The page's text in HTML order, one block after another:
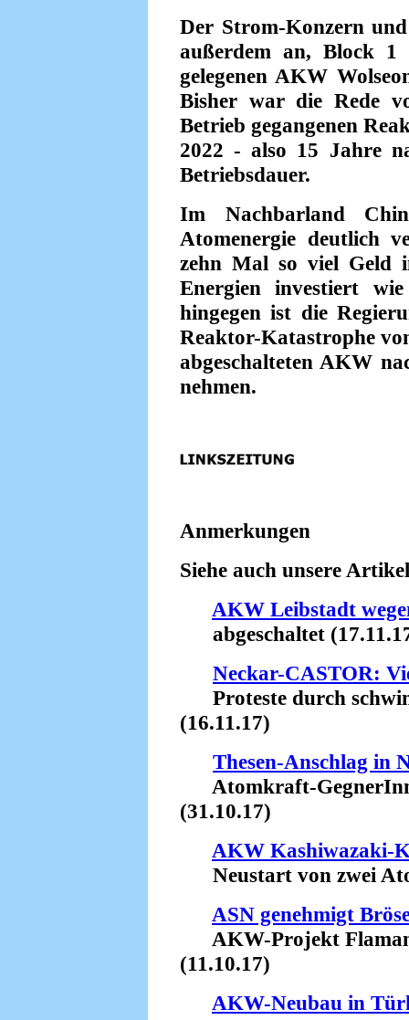
Der Strom-Konzern
außerdem an, Block 1
gelegenen AKW
Bisher war die Rede
Betrieb gegangenen
2022 - also 15 Jahre
Betriebsdauer.
Im Nachbarland
Atomenergie deutlich
zehn Mal so viel Geld
Energien investiert
hingegen ist die
Reaktor-Katastrophe
abgeschalteten AKW
nehmen.
Anmerkungen
Siehe auch unsere
AKW Leibstadt
abgeschaltet
Neckar-CASTOR:
Proteste durch
(16.11.17)
Thesen-Anschlag in
Atomkraft-
(31.10.17)
AKW Kashiwazaki-
Neustart von zwei
ASN genehmigt
AKW-Projekt
(11.10.17)
AKW-Neubau in